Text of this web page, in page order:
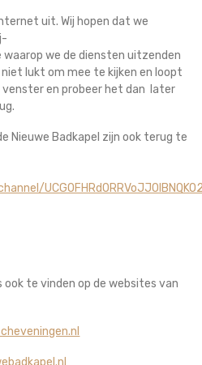
uit. Wij hopen dat we
waarop we de diensten uitzenden
lukt om mee te kijken en loopt
venster en probeer het dan later
Nieuwe Badkapel zijn ook terug te
te vinden op de websites van